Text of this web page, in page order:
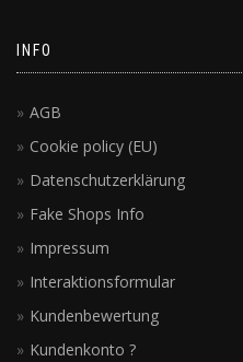
INFO
AGB
Cookie policy (EU)
Datenschutzerklärung
Fake Shops Info
Impressum
Interaktionsformular
Kundenbewertung
Kundenkonto ?